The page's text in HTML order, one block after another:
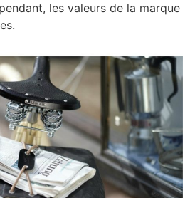
les valeurs de la marque